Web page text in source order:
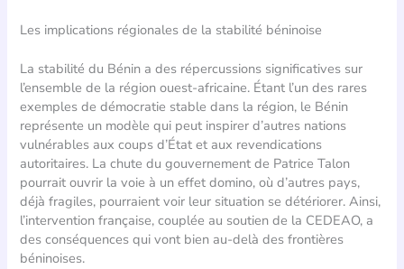
Les implications régionales de la stabilité béninoise
La stabilité du Bénin a des répercussions significatives sur
l’ensemble de la région ouest-africaine. Étant l’un des rares
exemples de démocratie stable dans la région, le Bénin
représente un modèle qui peut inspirer d’autres nations
vulnérables aux coups d’État et aux revendications
autoritaires. La chute du gouvernement de Patrice Talon
pourrait ouvrir la voie à un effet domino, où d’autres pays,
déjà fragiles, pourraient voir leur situation se détériorer. Ainsi,
l’intervention française, couplée au soutien de la CEDEAO, a
des conséquences qui vont bien au-delà des frontières
béninoises.